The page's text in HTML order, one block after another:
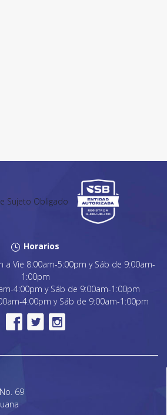
Horarios
a Vie 8:00am-5:00pm y Sáb de 9:00am-
1:00pm
4:00pm y Sáb de 9:00am-1:00pm
4:00pm y Sáb de 9:00am-1:00pm
69